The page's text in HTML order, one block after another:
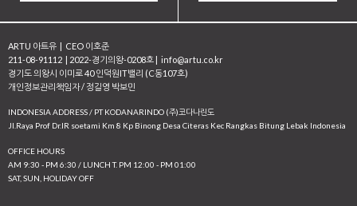
ARTU 아트유 | CEO 이호준
211-08-91112 | 2022-경기의왕-0208호 | info@artu.co.kr
경기도 의왕시 이미로 40 인덕원IT밸리 (C동107호)
개인정보관리책임자 / 정길영 박보민
INDONESIA ADDRESS / PT KODANARINDO (주)코다나린도
JI.Raya Prof Dr.IR soetami Km 8 Kp Binong Desa Citeras Kec Rangkas Bitung Lebak Indonesia
OFFICE HOURS
AM 9:30 - PM 6:30 / LUNCH T. PM 12:00 - PM 01:00
SAT, SUN, HOLIDAY OFF